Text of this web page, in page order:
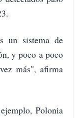
un sistema de
y poco a poco
más", afirma
Polonia